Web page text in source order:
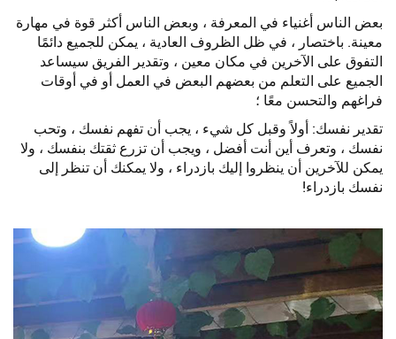
بعض الناس أغنياء في المعرفة ، وبعض الناس أكثر قوة في مهارة
معينة. باختصار ، في ظل الظروف العادية ، يمكن للجميع دائمًا
التفوق على الآخرين في مكان معين ، وتقدير الفريق سيساعد
الجميع على التعلم من بعضهم البعض في العمل أو في أوقات
فراغهم والتحسن معًا ؛
تقدير نفسك: أولاً وقبل كل شيء ، يجب أن تفهم نفسك ، وتحب
نفسك ، وتعرف أين أنت أفضل ، ويجب أن تزرع ثقتك بنفسك ، ولا
يمكن للآخرين أن ينظروا إليك بازدراء ، ولا يمكنك أن تنظر إلى
نفسك بازدراء!